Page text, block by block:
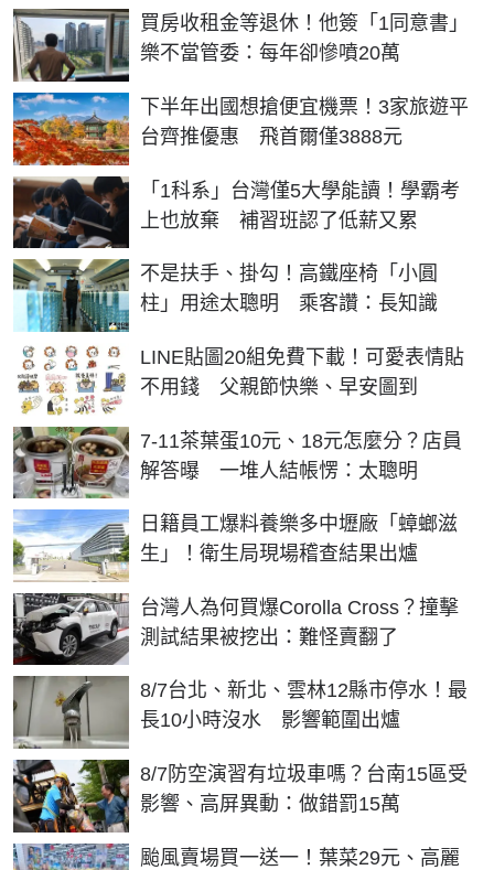
買房收租金等退休！他簽「1同意書」
樂不當管委：每年卻慘噴20萬
下半年出國想搶便宜機票！3家旅遊平
台齊推優惠 飛首爾僅3888元
「1科系」台灣僅5大學能讀！學霸考
上也放棄 補習班認了低薪又累
不是扶手、掛勾！高鐵座椅「小圓
柱」用途太聰明 乘客讚：長知識
LINE貼圖20組免費下載！可愛表情貼
不用錢 父親節快樂、早安圖到
7-11茶葉蛋10元、18元怎麼分？店員
解答曝 一堆人結帳愣：太聰明
日籍員工爆料養樂多中壢廠「蟑螂滋
生」！衛生局現場稽查結果出爐
台灣人為何買爆Corolla Cross？撞擊
測試結果被挖出：難怪賣翻了
8/7台北、新北、雲林12縣市停水！最
長10小時沒水 影響範圍出爐
8/7防空演習有垃圾車嗎？台南15區受
影響、高屏異動：做錯罰15萬
颱風賣場買一送一！葉菜29元、高麗